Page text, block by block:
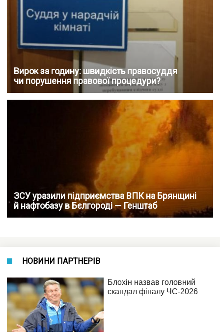
Вирок за годину: швидкість правосуддя
чи порушення правової процедури?
ЗСУ уразили підприємства ВПК на Брянщині
й нафтобазу в Бєлгороді — Генштаб
НОВИНИ ПАРТНЕРІВ